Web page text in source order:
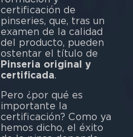
certificación de
pinseries, que, tras un
examen de la calidad
del producto, pueden
ostentar el título de
Pinseria original y
certificada.
Pero ¿por qué es
importante la
certificación? Como ya
hemos dicho, el éxito